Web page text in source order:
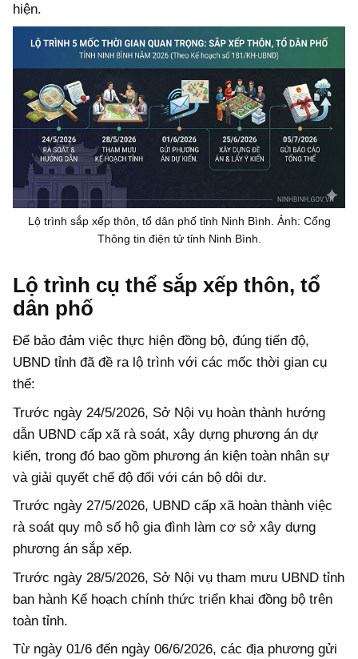
hiện.
Lộ trình sắp xếp thôn, tổ dân phố tỉnh Ninh Bình. Ảnh: Cổng
Thông tin điện tử tỉnh Ninh Bình.
Lộ trình cụ thể sắp xếp thôn, tổ
dân phố
Để bảo đảm việc thực hiện đồng bộ, đúng tiến độ,
UBND tỉnh đã đề ra lộ trình với các mốc thời gian cụ
thể:
Trước ngày 24/5/2026, Sở Nội vụ hoàn thành hướng
dẫn UBND cấp xã rà soát, xây dựng phương án dự
kiến, trong đó bao gồm phương án kiện toàn nhân sự
và giải quyết chế độ đối với cán bộ dôi dư.
Trước ngày 27/5/2026, UBND cấp xã hoàn thành việc
rà soát quy mô số hộ gia đình làm cơ sở xây dựng
phương án sắp xếp.
Trước ngày 28/5/2026, Sở Nội vụ tham mưu UBND tỉnh
ban hành Kế hoạch chính thức triển khai đồng bộ trên
toàn tỉnh.
Từ ngày 01/6 đến ngày 06/6/2026, các địa phương gửi